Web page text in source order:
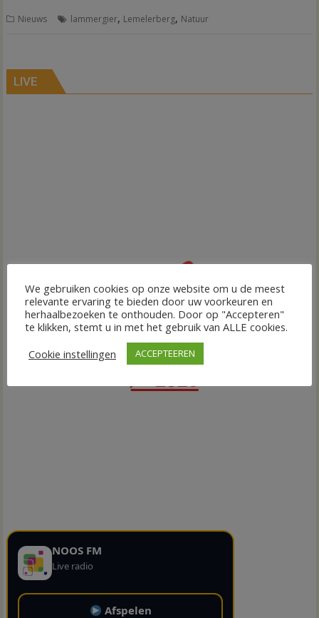
Nieuws lammergier, Lemelerberg, Natuur
LIVE
NOOS FM
Live radio
Afspelen
We gebruiken cookies op onze website om u de meest
relevante ervaring te bieden door uw voorkeuren en
herhaalbezoeken te onthouden. Door op "Accepteren"
te klikken, stemt u in met het gebruik van ALLE cookies.
Cookie instellingen
ACCEPTEEREN